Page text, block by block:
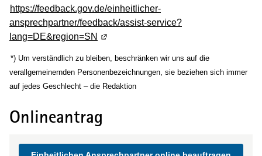
https://feedback.gov.de/einheitlicher-
ansprechpartner/feedback/assist-service?
lang=DE&region=SN (Wird in einem neuen Fenster geöffnet)
(Wird in einem neuen Fenster geöffnet)
*) Um verständlich zu bleiben, beschränken wir uns auf die
verallgemeinernden Personenbezeichnungen, sie beziehen sich immer
auf jedes Geschlecht – die Redaktion
Onlineantrag